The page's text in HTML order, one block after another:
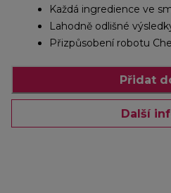
Každá ingredience ve
Lahodně odlišné
Přizpůsobení robotu
Přidat
Další